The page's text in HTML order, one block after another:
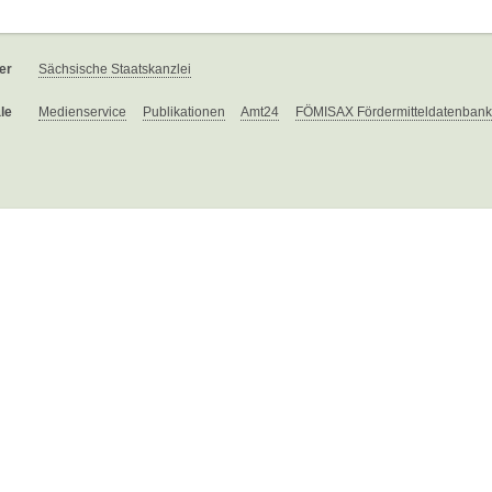
Sächsische Staatskanzlei
Medienservice Publikationen Amt24 FÖMISAX Fördermitteldatenbank